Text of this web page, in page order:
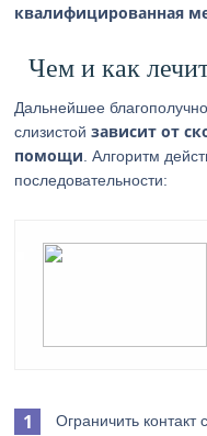
квалифицированная
Чем и как
Дальнейшее
слизистойзависит от
помощи . Алгоритм
последовательности:
Ограничить контакт